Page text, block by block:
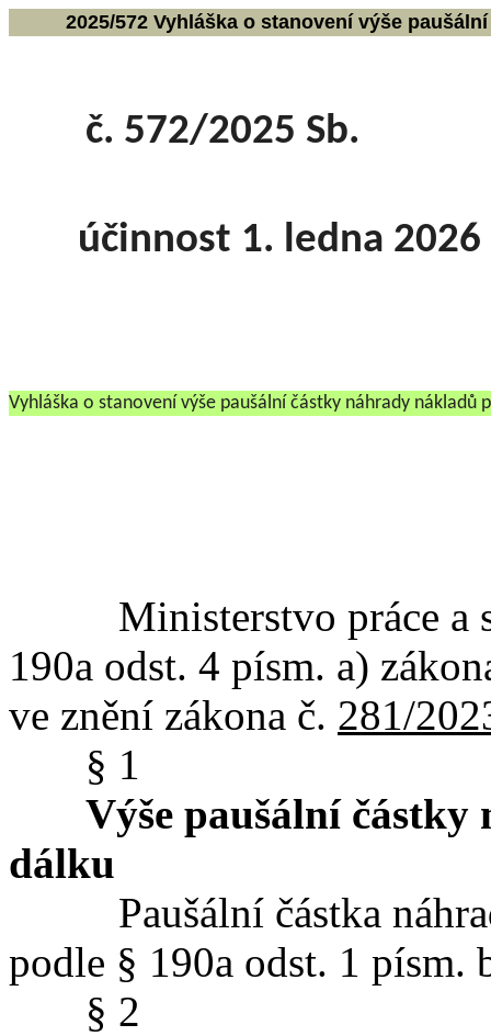
2025/572 Vyhláška o stanovení výše
č. 572/2025 Sb.
účinnost 1. ledna 2026
Vyhláška o stanovení výše paušální částky náhrady nákladů
Ministerstvo práce a
190a odst. 4 písm. a)
ve znění zákona č. 281/
§ 1
Výše paušální
dálku
Paušální částka
podle § 190a odst. 1
§ 2